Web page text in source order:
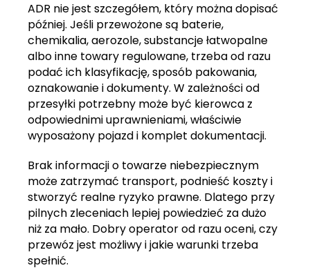
ADR nie jest szczegółem, który można dopisać
później. Jeśli przewożone są baterie,
chemikalia, aerozole, substancje łatwopalne
albo inne towary regulowane, trzeba od razu
podać ich klasyfikację, sposób pakowania,
oznakowanie i dokumenty. W zależności od
przesyłki potrzebny może być kierowca z
odpowiednimi uprawnieniami, właściwie
wyposażony pojazd i komplet dokumentacji.
Brak informacji o towarze niebezpiecznym
może zatrzymać transport, podnieść koszty i
stworzyć realne ryzyko prawne. Dlatego przy
pilnych zleceniach lepiej powiedzieć za dużo
niż za mało. Dobry operator od razu oceni, czy
przewóz jest możliwy i jakie warunki trzeba
spełnić.